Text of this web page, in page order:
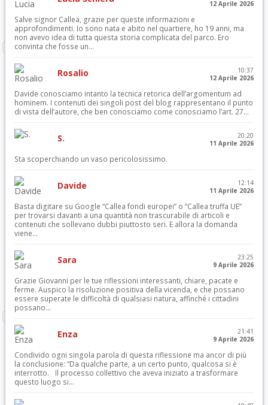
12 Aprile 2026
Salve signor Callea, grazie per queste informazioni e
approfondimenti. Io sono nata e abito nel quartiere, ho 19 anni, ma
non avevo idea di tutta questa storia complicata del parco. Ero
convinta che fosse un...
Rosalio
10:37
12 Aprile 2026
Davide conosciamo intanto la tecnica retorica dell’argomentum ad
hominem. I contenuti dei singoli post del blog rappresentano il punto
di vista dell’autore, che ben conosciamo come conosciamo l’art. 27...
S.
20:20
11 Aprile 2026
Sta scoperchiando un vaso pericolosissimo.
Davide
12:14
11 Aprile 2026
Basta digitare su Google “Callea fondi europei” o “Callea truffa UE”
per trovarsi davanti a una quantità non trascurabile di articoli e
contenuti che sollevano dubbi piuttosto seri. E allora la domanda
viene...
Sara
23:25
9 Aprile 2026
Grazie Giovanni per le tue riflessioni interessanti, chiare, pacate e
ferme. Auspico la risoluzione positiva della vicenda, e che possano
essere superate le difficoltà di qualsiasi natura, affinché i cittadini
possano...
Enza
21:41
9 Aprile 2026
Condivido ogni singola parola di questa riflessione ma ancor di più
la conclusione: “Da qualche parte, a un certo punto, qualcosa si è
interrotto. Il processo collettivo che aveva iniziato a trasformare
questo luogo si...